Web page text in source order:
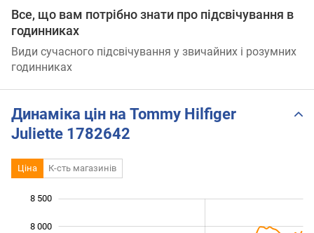
Все, що вам потрібно знати про підсвічування в
годинниках
Види сучасного підсвічування у звичайних і розумних
годинниках
Динаміка цін на Tommy Hilfiger
Juliette 1782642
Ціна К-сть магазинів
8 000
8 500